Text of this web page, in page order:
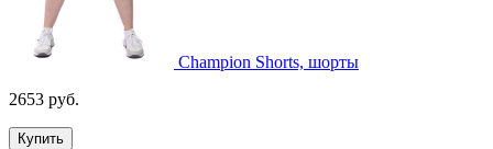
Champion Shorts, шорты
2653 руб.
Купить